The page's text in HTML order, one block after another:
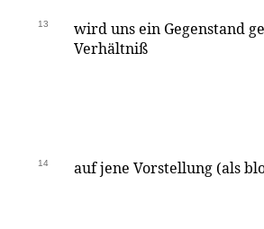
13
wird uns ein Gegenstand
Verhältniß
14 auf jene Vorstellung (als